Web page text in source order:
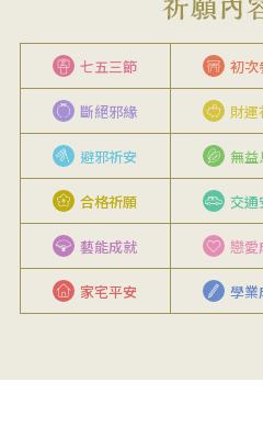
七五三節 初次
斷絕邪緣 財運
避邪祈安 無益
合格祈願 交通
藝能成就 戀愛
家宅平安 學業